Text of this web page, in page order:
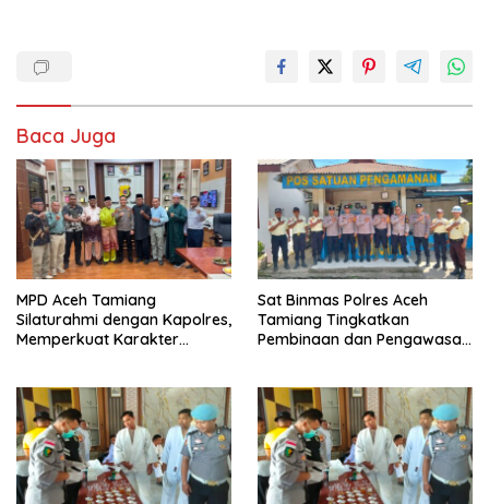
Baca Juga
MPD Aceh Tamiang
Silaturahmi dengan Kapolres,
Memperkuat Karakter
Sat Binmas Polres Aceh
Tamiang Tingkatkan
Pembinaan dan Pengawasan